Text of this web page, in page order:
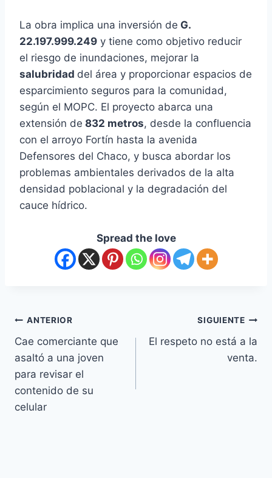
La obra implica una inversión de G.
22.197.999.249 y tiene como objetivo reducir
el riesgo de inundaciones, mejorar la
salubridad del área y proporcionar espacios de
esparcimiento seguros para la comunidad,
según el MOPC. El proyecto abarca una
extensión de 832 metros, desde la confluencia
con el arroyo Fortín hasta la avenida
Defensores del Chaco, y busca abordar los
problemas ambientales derivados de la alta
densidad poblacional y la degradación del
cauce hídrico.
Spread the love
ANTERIOR
Cae comerciante que
asaltó a una joven
para revisar el
contenido de su
celular
SIGUIENTE
El respeto no está a la
venta.